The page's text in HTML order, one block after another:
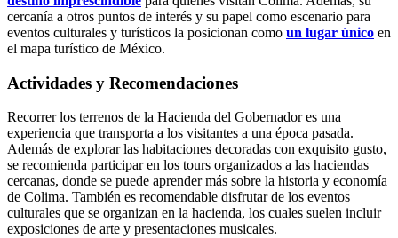
cercanía a otros puntos de interés y su papel como escenario para
eventos culturales y turísticos la posicionan como un lugar único en
el mapa turístico de México.
Actividades y Recomendaciones
Recorrer los terrenos de la Hacienda del Gobernador es una
experiencia que transporta a los visitantes a una época pasada.
Además de explorar las habitaciones decoradas con exquisito gusto,
se recomienda participar en los tours organizados a las haciendas
cercanas, donde se puede aprender más sobre la historia y economía
de Colima. También es recomendable disfrutar de los eventos
culturales que se organizan en la hacienda, los cuales suelen incluir
exposiciones de arte y presentaciones musicales.